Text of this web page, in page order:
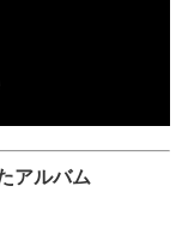
アルバム